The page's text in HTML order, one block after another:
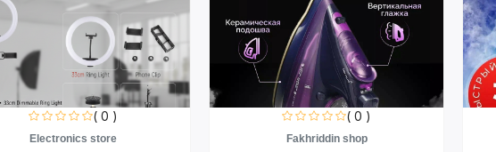
( 0 )
Electronics store
( 0 )
Fakhriddin shop